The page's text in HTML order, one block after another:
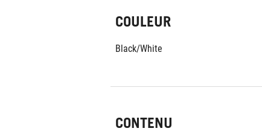
COULEUR
Black/White
CONTENU